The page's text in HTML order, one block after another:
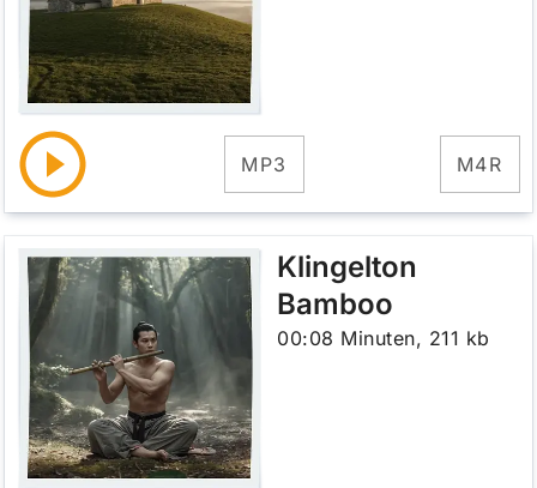
MP3 M4R
Klingelton
Bamboo
00:08 Minuten, 211 kb